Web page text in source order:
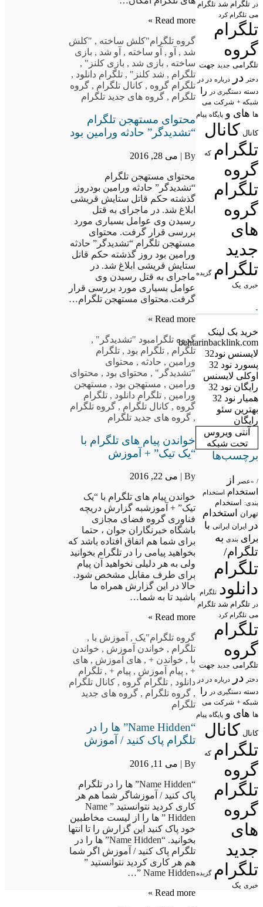
در تلگرام شد تلگرام
می تلگرام کرد
تلگرام
گروه
تلگرامی جدید جهت
دختر در درباره در در
دسته دستگیری در را
شبکه + شرکت می
ها های و پایگاه پیام
کانال کانال
تلگرام که
گروه
تلگرام
گروه
های
جدید
تلگرام گزیده
خبری یک
.
خرید بک لینک
behtarinbacklink.com
لایسنس نود32
پسورد نود 32
اوکلی لایسنس
رایگان نود 32
همیار نود 32
بهترین سئو
رایگان
آنتی ویروس
تحت شبکه
Read more »
گروه تلگرام"کلش ساخته , "کلش
شد , آو , آو ساخته , آو شد , بازی
ساخته , بازی شد , بازی کلنز" ,
تلگرام , شد کلنز" , تلگرام دانلود ,
تلگرام گروه , کانال تلگرام , گروه
تلگرام , گروه های جدید تلگرام
محتوای مستهجن تلگرام
“تشدیدگر” حادثه ورامین بود
By | می 28, 2016
محتوای مستهجن تلگرام
“تشدیدگر” حادثه ورامین بودروز
گذشته حکم قاتل ستایش قریشی
ابلاغ شد. در ماجرای به قتل
رسیدن وی عوامل بسیاری مورد
بررسی قرار گرفت. محتوای
مستهجن تلگرام “تشدیدگر” حادثه
ورامین بود روز گذشته حکم قاتل
ستایش قریشی ابلاغ شد. در
ماجرای به قتل رسیدن وی
عوامل بسیاری مورد بررسی قرار
گرفت.محتوای مستهجن تلگرام…
Read more »
گروه تلگرامبود "تشدیدگر" ,
تلگرام , تلگرام بود , تلگرام
ورامین , حادثه , محتوای
"تشدیدگر" , محتوای بود , محتوای
ورامین , مستهجن بود , مستهجن
ورامین , تلگرام دانلود , تلگرام
گروه , کانال تلگرام , گروه تلگرام
, گروه های جدید تلگرام
خواندن پیام های تلگرام با
“یک تیک” + آموزش
By | می 22, 2016
خواندن پیام های تلگرام با “یک
تیک” + آموزشبه گزارش دریچه
فناوری گروه فضای مجازی
باشگاه خبرنگاران جوان ، حتما
برای شما هم اتفاق افتاده باشد که
بخواهید پیامی را در تلگرام بخوانید
ولی به هر دلیلی نخواهید آن پیام
برای طرف مقابل مشخص شود.
حالا در این گزارش همراه ما
باشید تا به شما…
Read more »
گروه تلگرام"یک , آموزش با ,
تلگرام , خواندن آموزش , خواندن
با , خواندن +, های آموزش , های
+
, پیام آموزش , پیام +, تلگرام
دانلود , تلگرام گروه , کانال تلگرام
, گروه تلگرام , گروه های جدید
تلگرام
“Name Hidden” ها را در
تلگرام پاک کنید / آموزش
By | می 11, 2016
“Name Hidden” ها را در تلگرام
پاک کنید / آموزشاگر شما هم هر
کاری کردید نتوانستید ” Name
Hidden ” ها را از لیست مخاطبین
خود پاک کنید این گزارش را تا انتها
بخوانید. “Name Hidden” ها را در
تلگرام پاک کنید / آموزش اگر شما
هم هر کاری کردید نتوانستید ”
Name Hidden ”…
Read more »
برچسب‌ها
/ «عصر از
استخدام استخدام
بندی: استخدام
تهران
استخدام
در
ایران ایرانی با
برای بندی به
تلگرام/
تلگرام
دانلود تلگرام
در تلگرام شد تلگرام
می تلگرام کرد
تلگرام
گروه
تلگرامی جدید جهت
دختر در درباره در در
دسته دستگیری در را
شبکه + شرکت می
ها های و پایگاه پیام
کانال کانال
تلگرام که
گروه
تلگرام
گروه
های
جدید
تلگرام گزیده
خبری یک